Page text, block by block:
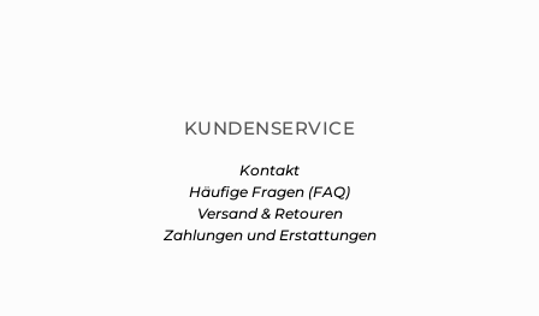
KUNDENSERVICE
Kontakt
Häufige Fragen (FAQ)
Versand & Retouren
Zahlungen und Erstattungen